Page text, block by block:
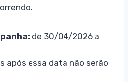
de 30/04/2026 a
após essa data não serão